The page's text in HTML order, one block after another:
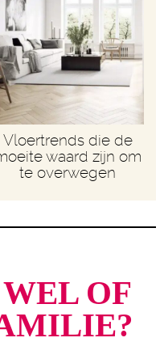
Vloertrends die de
waard zijn om
te overwegen
OF